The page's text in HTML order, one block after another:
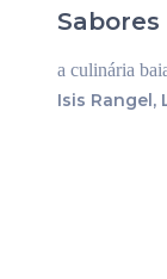
a culinária
Isis Rangel,